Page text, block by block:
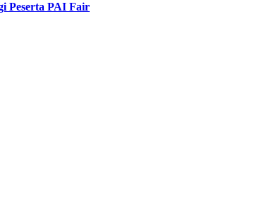
Peserta PAI Fair